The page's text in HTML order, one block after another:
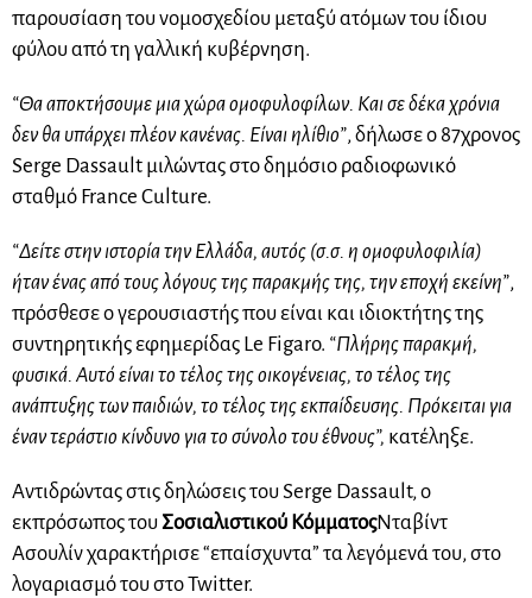
παρουσίαση του νομοσχεδίου μεταξύ ατόμων του ίδιου
φύλου από τη γαλλική κυβέρνηση.
“Θα αποκτήσουμε μια χώρα ομοφυλοφίλων. Και σε δέκα χρόνια
δεν θα υπάρχει πλέον κανένας. Είναι ηλίθιο”, δήλωσε ο 87χρονος
Serge Dassault μιλώντας στο δημόσιο ραδιοφωνικό
σταθμό France Culture.
“Δείτε στην ιστορία την Ελλάδα, αυτός (σ.σ. η ομοφυλοφιλία)
ήταν ένας από τους λόγους της παρακμής της, την εποχή εκείνη”,
πρόσθεσε ο γερουσιαστής που είναι και ιδιοκτήτης της
συντηρητικής εφημερίδας Le Figaro. “Πλήρης παρακμή,
φυσικά. Αυτό είναι το τέλος της οικογένειας, το τέλος της
ανάπτυξης των παιδιών, το τέλος της εκπαίδευσης. Πρόκειται για
έναν τεράστιο κίνδυνο για το σύνολο του έθνους”, κατέληξε.
Αντιδρώντας στις δηλώσεις του Serge Dassault, ο
εκπρόσωπος τουΣοσιαλιστικού ΚόμματοςΝταβίντ
Ασουλίν χαρακτήρισε “επαίσχυντα” τα λεγόμενά του, στο
λογαριασμό του στο Twitter.